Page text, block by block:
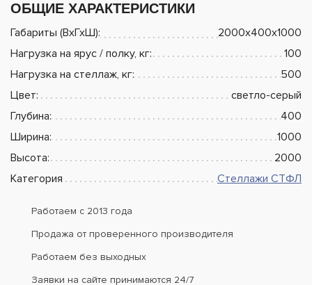
ОБЩИЕ ХАРАКТЕРИСТИКИ
Габариты (ВхГхШ):
2000х400х1000
Нагрузка на ярус / полку, кг:
100
Нагрузка на стеллаж, кг:
500
Цвет:
светло-серый
Глубина:
400
Ширина:
1000
Высота:
2000
Категория
Стеллажи СТФЛ
Работаем с 2013 года
Продажа от проверенного производителя
Работаем без выходных
Заявки на сайте принимаются 24/7